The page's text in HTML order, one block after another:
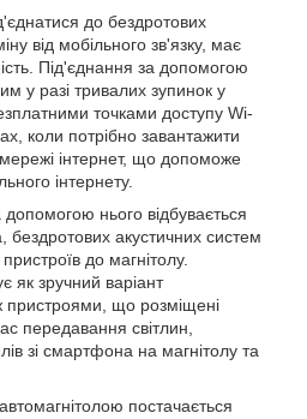
до бездротових
від мобільного зв'язку, має
Під'єднання за допомогою
у разі тривалих зупинок у
точками доступу Wi-
коли потрібно завантажити
інтернет, що допоможе
інтернету.
нього відбувається
акустичних систем
до магнітолу.
як зручний варіант
пристроями, що розміщені
передавання світлин,
зі смартфона на магнітолу та
постачається